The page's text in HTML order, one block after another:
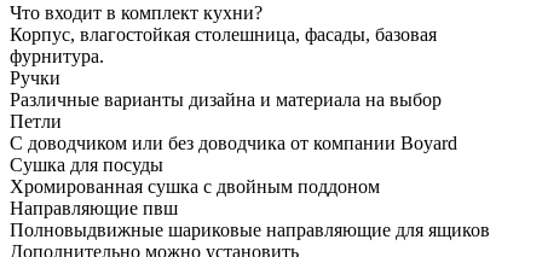
Что входит в комплект кухни?
Корпус, влагостойкая столешница, фасады, базовая
фурнитура.
Ручки
Различные варианты дизайна и материала на выбор
Петли
С доводчиком или без доводчика от компании Boyard
Сушка для посуды
Хромированная сушка с двойным поддоном
Направляющие пвш
Полновыдвижные шариковые направляющие для ящиков
Дополнительно можно установить